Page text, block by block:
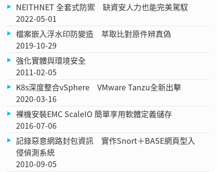
NEITHNET 全套式防禦 缺資安人力也能完美駕馭
2022-05-01
檔案嵌入浮水印防變造 萃取比對原件辨真偽
2019-10-29
強化實體與環境安全
2011-02-05
K8s深度整合vSphere VMware Tanzu全新出擊
2020-03-16
裸機安裝EMC ScaleIO 簡單享用軟體定義儲存
2016-07-06
記錄惡意網路封包資訊 實作Snort＋BASE網頁型入
侵偵測系統
2010-09-05